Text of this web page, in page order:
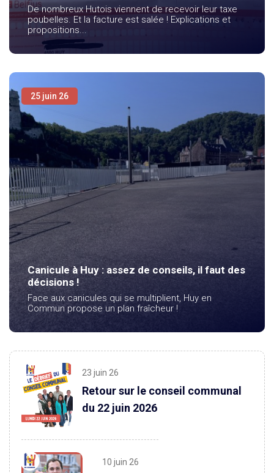
De nombreux Hutois viennent de recevoir leur taxe
poubelles. Et la facture est salée ! Explications et
propositions...
25 juin 26
Canicule à Huy : assez de conseils, il faut des
décisions !
Face aux canicules qui se multiplient, Huy en
Commun propose un plan fraîcheur !
23 juin 26
Retour sur le conseil communal
du 22 juin 2026
10 juin 26